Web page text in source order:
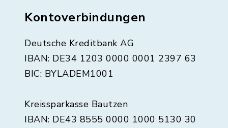
Kontoverbindungen
Deutsche Kreditbank AG
IBAN: DE34 1203 0000 0001 2397 63
BIC: BYLADEM1001
Kreissparkasse Bautzen
IBAN: DE43 8555 0000 1000 5130 30